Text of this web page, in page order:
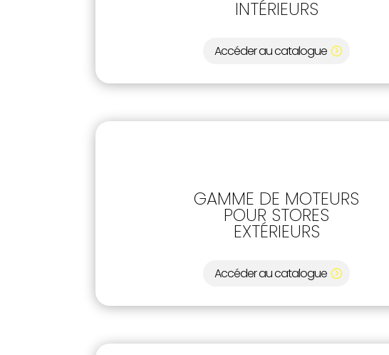
INTÉRIEURS
Accéder au catalogue
GAMME DE MOTEURS
POUR STORES
EXTÉRIEURS
Accéder au catalogue